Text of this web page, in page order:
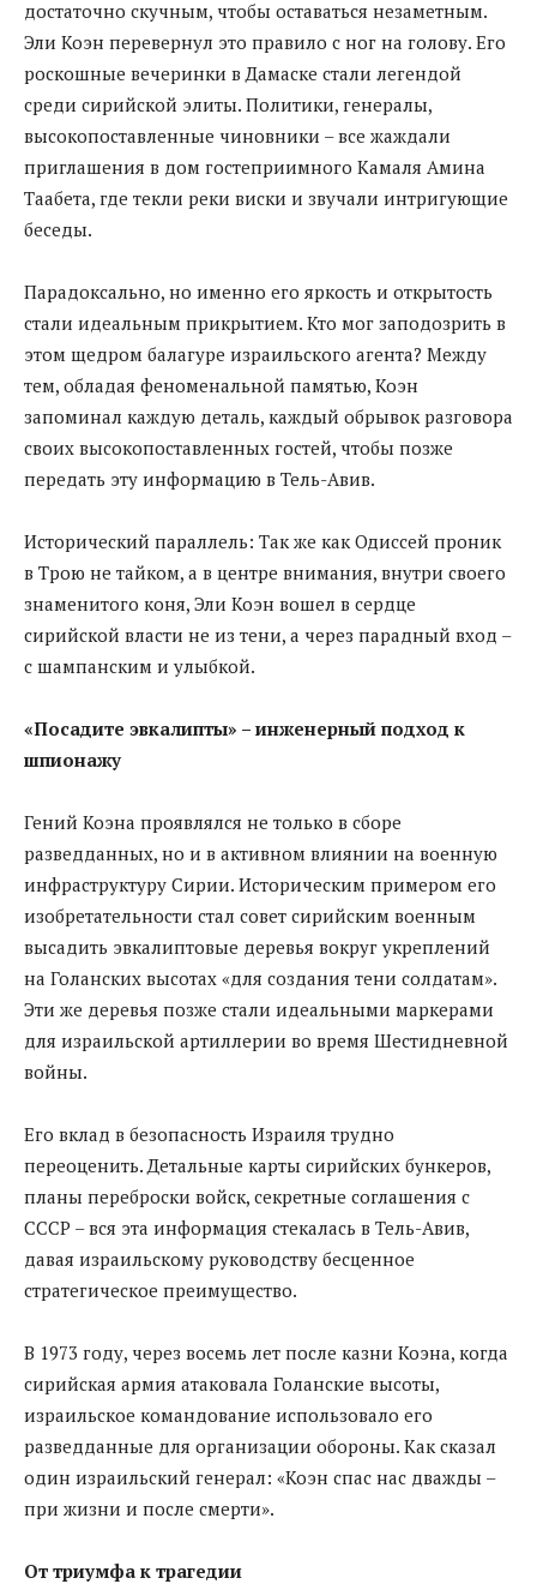
достаточно скучным, чтобы оставаться незаметным.
Эли Коэн перевернул это правило с ног на голову. Его
роскошные вечеринки в Дамаске стали легендой
среди сирийской элиты. Политики, генералы,
высокопоставленные чиновники – все жаждали
приглашения в дом гостеприимного Камаля Амина
Таабета, где текли реки виски и звучали интригующие
беседы.
Парадоксально, но именно его яркость и открытость
стали идеальным прикрытием. Кто мог заподозрить в
этом щедром балагуре израильского агента? Между
тем, обладая феноменальной памятью, Коэн
запоминал каждую деталь, каждый обрывок разговора
своих высокопоставленных гостей, чтобы позже
передать эту информацию в Тель-Авив.
Исторический параллель: Так же как Одиссей проник
в Трою не тайком, а в центре внимания, внутри своего
знаменитого коня, Эли Коэн вошел в сердце
сирийской власти не из тени, а через парадный вход –
с шампанским и улыбкой.
«Посадите эвкалипты» – инженерный подход к
шпионажу
Гений Коэна проявлялся не только в сборе
разведданных, но и в активном влиянии на военную
инфраструктуру Сирии. Историческим примером его
изобретательности стал совет сирийским военным
высадить эвкалиптовые деревья вокруг укреплений
на Голанских высотах «для создания тени солдатам».
Эти же деревья позже стали идеальными маркерами
для израильской артиллерии во время Шестидневной
войны.
Его вклад в безопасность Израиля трудно
переоценить. Детальные карты сирийских бункеров,
планы переброски войск, секретные соглашения с
СССР – вся эта информация стекалась в Тель-Авив,
давая израильскому руководству бесценное
стратегическое преимущество.
В 1973 году, через восемь лет после казни Коэна, когда
сирийская армия атаковала Голанские высоты,
израильское командование использовало его
разведданные для организации обороны. Как сказал
один израильский генерал: «Коэн спас нас дважды –
при жизни и после смерти».
От триумфа к трагедии